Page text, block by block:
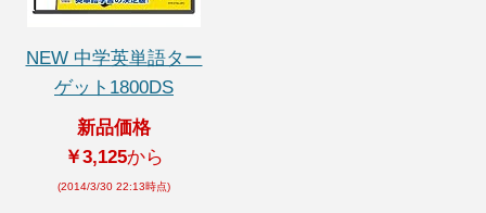
NEW 中学英単語ター
ゲット1800DS
新品価格
￥3,125から
(2014/3/30 22:13時点)